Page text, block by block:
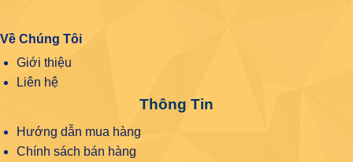
Về Chúng Tôi
Giới thiệu
Liên hệ
Thông Tin
Hướng dẫn mua hàng
Chính sách bán hàng